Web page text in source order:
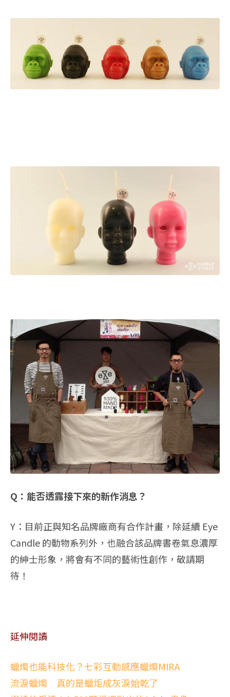
Q：能否透露接下來的新作消息？
Y：目前正與知名品牌廠商有合作計畫，除延續 Eye
Candle 的動物系列外，也融合該品牌書卷氣息濃厚
的紳士形象，將會有不同的藝術性創作，敬請期
待！
延伸閱讀
蠟燭也能科技化？七彩互動感應蠟燭MIRA
流淚蠟燭 真的是蠟炬成灰淚始乾了